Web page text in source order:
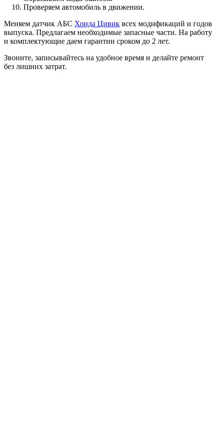
Проверяем автомобиль в движении.
Меняем датчик АБС Хонда Цивик всех модификаций и годов
выпуска. Предлагаем необходимые запасные части. На работу
и комплектующие даем гарантии сроком до 2 лет.
Звоните, записывайтесь на удобное время и делайте ремонт
без лишних затрат.